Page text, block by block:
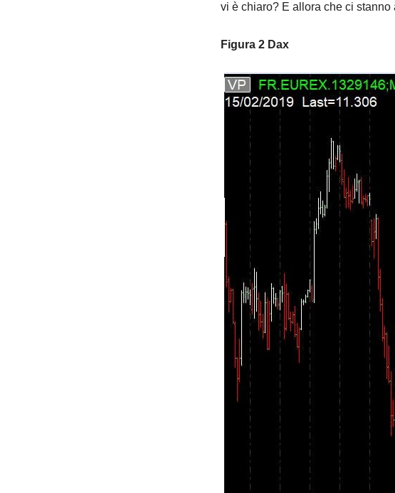
vi è chiaro? E allora che ci
Figura 2 Dax